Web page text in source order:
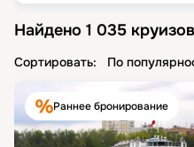
Найдено 1 035 круизов
Сортировать: По
Раннее бронирование